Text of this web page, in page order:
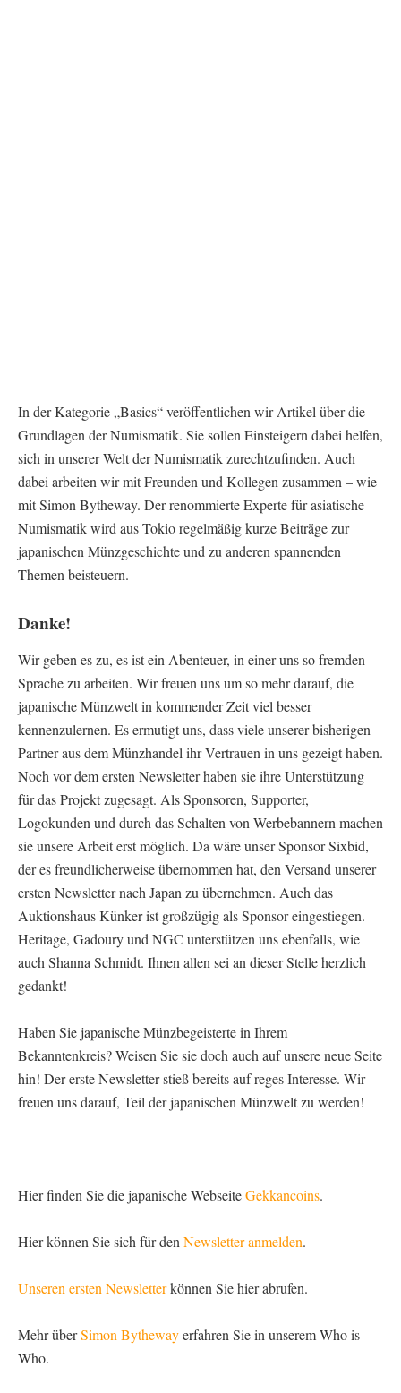
In der Kategorie „Basics“ veröffentlichen wir Artikel über die
Grundlagen der Numismatik. Sie sollen Einsteigern dabei helfen,
sich in unserer Welt der Numismatik zurechtzufinden. Auch
dabei arbeiten wir mit Freunden und Kollegen zusammen – wie
mit Simon Bytheway. Der renommierte Experte für asiatische
Numismatik wird aus Tokio regelmäßig kurze Beiträge zur
japanischen Münzgeschichte und zu anderen spannenden
Themen beisteuern.
Danke!
Wir geben es zu, es ist ein Abenteuer, in einer uns so fremden
Sprache zu arbeiten. Wir freuen uns um so mehr darauf, die
japanische Münzwelt in kommender Zeit viel besser
kennenzulernen. Es ermutigt uns, dass viele unserer bisherigen
Partner aus dem Münzhandel ihr Vertrauen in uns gezeigt haben.
Noch vor dem ersten Newsletter haben sie ihre Unterstützung
für das Projekt zugesagt. Als Sponsoren, Supporter,
Logokunden und durch das Schalten von Werbebannern machen
sie unsere Arbeit erst möglich. Da wäre unser Sponsor Sixbid,
der es freundlicherweise übernommen hat, den Versand unserer
ersten Newsletter nach Japan zu übernehmen. Auch das
Auktionshaus Künker ist großzügig als Sponsor eingestiegen.
Heritage, Gadoury und NGC unterstützen uns ebenfalls, wie
auch Shanna Schmidt. Ihnen allen sei an dieser Stelle herzlich
gedankt!
Haben Sie japanische Münzbegeisterte in Ihrem
Bekanntenkreis? Weisen Sie sie doch auch auf unsere neue Seite
hin! Der erste Newsletter stieß bereits auf reges Interesse. Wir
freuen uns darauf, Teil der japanischen Münzwelt zu werden!
Hier finden Sie die japanische WebseiteGekkancoins.
Hier können Sie sich für den Newsletter anmelden.
Unseren ersten Newsletterkönnen Sie hier abrufen.
Mehr überSimon Bythewayerfahren Sie in unserem Who is
Who.